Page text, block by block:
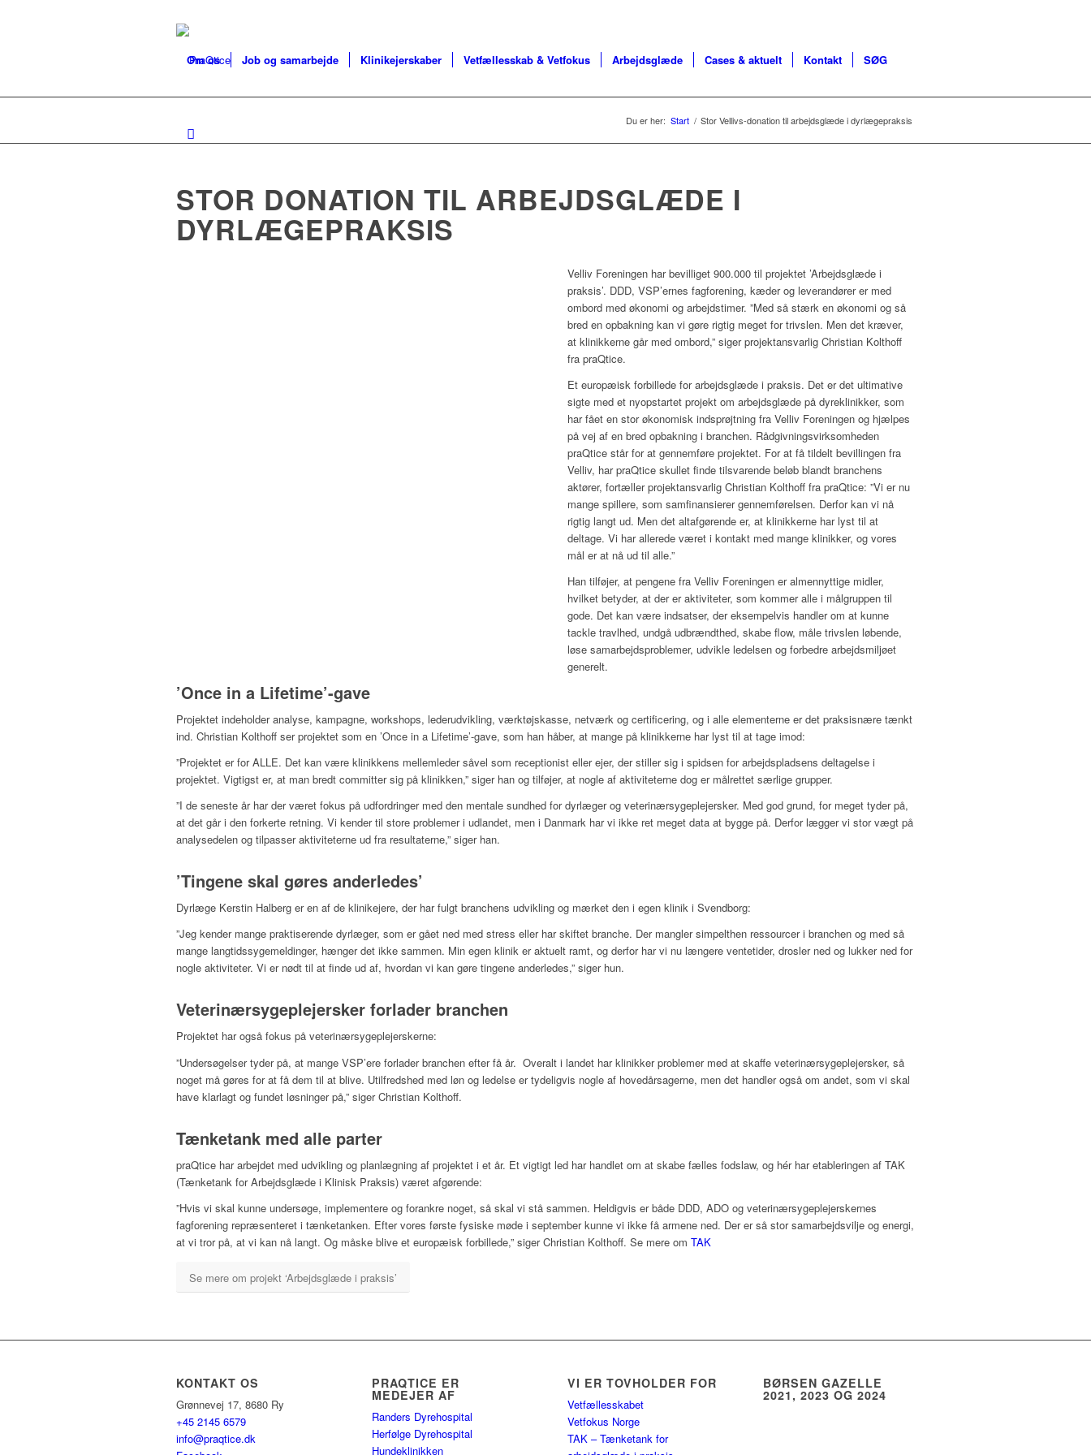
Om os Job og samarbejde Klinikejerskaber Vetfællesskab & Vetfokus Arbejdsglæde Cases & aktuelt Kontakt SØG
Du er her: Start / Stor Vellivs-donation til arbejdsglæde i dyrlægepraksis
STOR DONATION TIL ARBEJDSGLÆDE I
DYRLÆGEPRAKSIS
Velliv Foreningen har bevilliget 900.000 til projektet ’Arbejdsglæde i
praksis’. DDD, VSP’ernes fagforening, kæder og leverandører er med
ombord med økonomi og arbejdstimer. ”Med så stærk en økonomi og så
bred en opbakning kan vi gøre rigtig meget for trivslen. Men det kræver,
at klinikkerne går med ombord,” siger projektansvarlig Christian Kolthoff
fra praQtice.
Et europæisk forbillede for arbejdsglæde i praksis. Det er det ultimative
sigte med et nyopstartet projekt om arbejdsglæde på dyreklinikker, som
har fået en stor økonomisk indsprøjtning fra Velliv Foreningen og hjælpes
på vej af en bred opbakning i branchen. Rådgivningsvirksomheden
praQtice står for at gennemføre projektet. For at få tildelt bevillingen fra
Velliv, har praQtice skullet finde tilsvarende beløb blandt branchens
aktører, fortæller projektansvarlig Christian Kolthoff fra praQtice: ”Vi er nu
mange spillere, som samfinansierer gennemførelsen. Derfor kan vi nå
rigtig langt ud. Men det altafgørende er, at klinikkerne har lyst til at
deltage. Vi har allerede været i kontakt med mange klinikker, og vores
mål er at nå ud til alle.”
Han tilføjer, at pengene fra Velliv Foreningen er almennyttige midler,
hvilket betyder, at der er aktiviteter, som kommer alle i målgruppen til
gode. Det kan være indsatser, der eksempelvis handler om at kunne
tackle travlhed, undgå udbrændthed, skabe flow, måle trivslen løbende,
løse samarbejdsproblemer, udvikle ledelsen og forbedre arbejdsmiljøet
generelt.
’Once in a Lifetime’-gave
Projektet indeholder analyse, kampagne, workshops, lederudvikling, værktøjskasse, netværk og certificering, og i alle elementerne er det praksisnære tænkt
ind. Christian Kolthoff ser projektet som en ’Once in a Lifetime’-gave, som han håber, at mange på klinikkerne har lyst til at tage imod:
”Projektet er for ALLE. Det kan være klinikkens mellemleder såvel som receptionist eller ejer, der stiller sig i spidsen for arbejdspladsens deltagelse i
projektet. Vigtigst er, at man bredt committer sig på klinikken,” siger han og tilføjer, at nogle af aktiviteterne dog er målrettet særlige grupper.
”I de seneste år har der været fokus på udfordringer med den mentale sundhed for dyrlæger og veterinærsygeplejersker. Med god grund, for meget tyder på,
at det går i den forkerte retning. Vi kender til store problemer i udlandet, men i Danmark har vi ikke ret meget data at bygge på. Derfor lægger vi stor vægt på
analysedelen og tilpasser aktiviteterne ud fra resultaterne,” siger han.
’Tingene skal gøres anderledes’
Dyrlæge Kerstin Halberg er en af de klinikejere, der har fulgt branchens udvikling og mærket den i egen klinik i Svendborg:
”Jeg kender mange praktiserende dyrlæger, som er gået ned med stress eller har skiftet branche. Der mangler simpelthen ressourcer i branchen og med så
mange langtidssygemeldinger, hænger det ikke sammen. Min egen klinik er aktuelt ramt, og derfor har vi nu længere ventetider, drosler ned og lukker ned for
nogle aktiviteter. Vi er nødt til at finde ud af, hvordan vi kan gøre tingene anderledes,” siger hun.
Veterinærsygeplejersker forlader branchen
Projektet har også fokus på veterinærsygeplejerskerne:
”Undersøgelser tyder på, at mange VSP’ere forlader branchen efter få år. Overalt i landet har klinikker problemer med at skaffe veterinærsygeplejersker, så
noget må gøres for at få dem til at blive. Utilfredshed med løn og ledelse er tydeligvis nogle af hovedårsagerne, men det handler også om andet, som vi skal
have klarlagt og fundet løsninger på,” siger Christian Kolthoff.
Tænketank med alle parter
praQtice har arbejdet med udvikling og planlægning af projektet i et år. Et vigtigt led har handlet om at skabe fælles fodslaw, og hér har etableringen af TAK
(Tænketank for Arbejdsglæde i Klinisk Praksis) været afgørende:
”Hvis vi skal kunne undersøge, implementere og forankre noget, så skal vi stå sammen. Heldigvis er både DDD, ADO og veterinærsygeplejerskernes
fagforening repræsenteret i tænketanken. Efter vores første fysiske møde i september kunne vi ikke få armene ned. Der er så stor samarbejdsvilje og energi,
at vi tror på, at vi kan nå langt. Og måske blive et europæisk forbillede,” siger Christian Kolthoff. Se mere om TAK
Se mere om projekt ‘Arbejdsglæde i praksis’
KONTAKT OS
Grønnevej 17, 8680 Ry
+45 2145 6579
info@praqtice.dk
PRAQTICE ER
MEDEJER AF
Randers Dyrehospital
Herfølge Dyrehospital
Hundeklinikken
VI ER TOVHOLDER FOR
Vetfællesskabet
Vetfokus Norge
TAK – Tænketank for
BØRSEN GAZELLE
2021, 2023 OG 2024